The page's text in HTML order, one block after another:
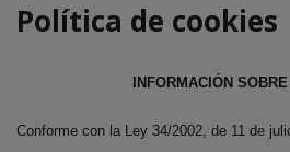
Política de cookies
INFORMACIÓN
Conforme con la Ley 34/2002, de 11 de